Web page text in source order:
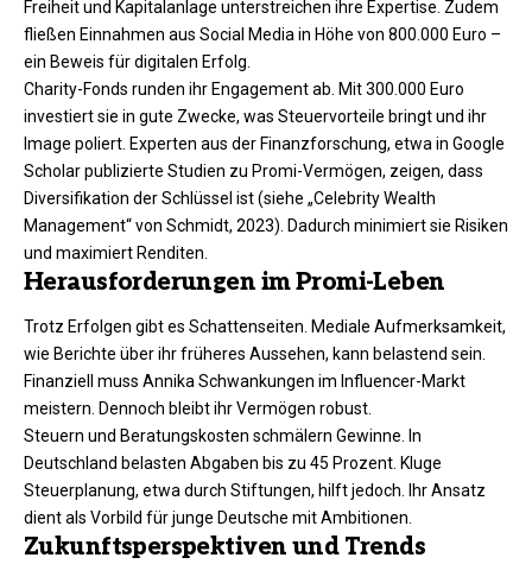
Freiheit und Kapitalanlage unterstreichen ihre Expertise. Zudem
fließen Einnahmen aus Social Media in Höhe von 800.000 Euro –
ein Beweis für digitalen Erfolg.
Charity-Fonds runden ihr Engagement ab. Mit 300.000 Euro
investiert sie in gute Zwecke, was Steuervorteile bringt und ihr
Image poliert. Experten aus der Finanzforschung, etwa in Google
Scholar publizierte Studien zu Promi-Vermögen, zeigen, dass
Diversifikation der Schlüssel ist (siehe „Celebrity Wealth
Management“ von Schmidt, 2023). Dadurch minimiert sie Risiken
und maximiert Renditen.​
Herausforderungen im Promi-Leben
Trotz Erfolgen gibt es Schattenseiten. Mediale Aufmerksamkeit,
wie Berichte über ihr früheres Aussehen, kann belastend sein.
Finanziell muss Annika Schwankungen im Influencer-Markt
meistern. Dennoch bleibt ihr Vermögen robust.​
Steuern und Beratungskosten schmälern Gewinne. In
Deutschland belasten Abgaben bis zu 45 Prozent. Kluge
Steuerplanung, etwa durch Stiftungen, hilft jedoch. Ihr Ansatz
dient als Vorbild für junge Deutsche mit Ambitionen.
Zukunftsperspektiven und Trends